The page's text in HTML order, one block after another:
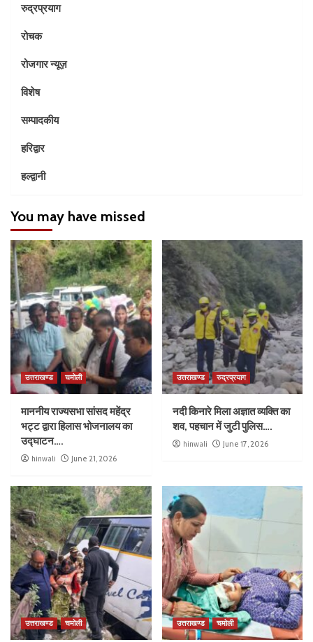
रुद्रप्रयाग
रोचक
रोजगार न्यूज़
विशेष
सम्पादकीय
हरिद्वार
हल्द्वानी
You may have missed
उत्तराखण्ड चमोली
माननीय राज्यसभा सांसद महेंद्र
भट्ट द्वारा हिलास भोजनालय का
उद्घाटन….
hinwali June 21, 2026
उत्तराखण्ड रुद्रप्रयाग
नदी किनारे मिला अज्ञात व्यक्ति का
शव, पहचान में जुटी पुलिस….
hinwali June 17, 2026
उत्तराखण्ड चमोली उत्तराखण्ड चमोली